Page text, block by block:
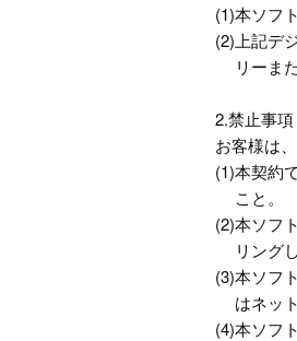
(1)本ソフ
(2) 上記デ
リーま
2.禁止事項
お客様は
(1)本契約
こと。
(2)本ソフ
リング
(3)本ソフ
はネッ
(4)本ソフ